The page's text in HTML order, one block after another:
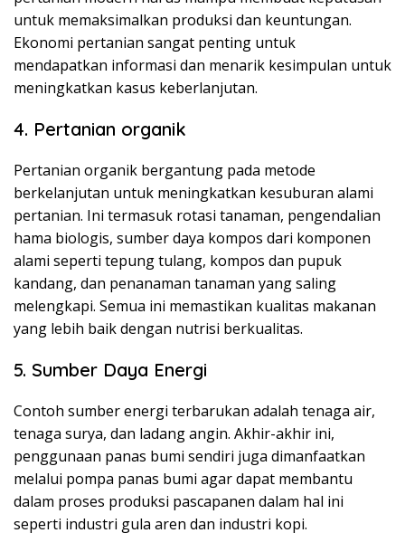
untuk memaksimalkan produksi dan keuntungan.
Ekonomi pertanian sangat penting untuk
mendapatkan informasi dan menarik kesimpulan untuk
meningkatkan kasus keberlanjutan.
4. Pertanian organik
Pertanian organik bergantung pada metode
berkelanjutan untuk meningkatkan kesuburan alami
pertanian. Ini termasuk rotasi tanaman, pengendalian
hama biologis, sumber daya kompos dari komponen
alami seperti tepung tulang, kompos dan pupuk
kandang, dan penanaman tanaman yang saling
melengkapi. Semua ini memastikan kualitas makanan
yang lebih baik dengan nutrisi berkualitas.
5. Sumber Daya Energi
Contoh sumber energi terbarukan adalah tenaga air,
tenaga surya, dan ladang angin. Akhir-akhir ini,
penggunaan panas bumi sendiri juga dimanfaatkan
melalui pompa panas bumi agar dapat membantu
dalam proses produksi pascapanen dalam hal ini
seperti industri gula aren dan industri kopi.